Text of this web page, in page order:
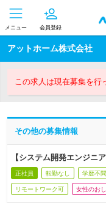
メニュー 会員登録
アットホーム株式会社
この求人は現在募集を行
その他の募集情報
【システム開発エンジ
正社員 転勤なし 学歴不問
リモートワーク可 女性のお